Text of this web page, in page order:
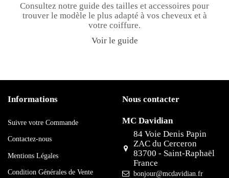
Consultez notre guide des tailles et accessoires pour
trouver le modèle le plus adapté à vos cheveux et à
votre coiffure.
Voir le guide
Informations
Suivre votre Commande
Contactez-nous
Mentions Légales
Condition Générales de Vente
Nous contacter
MC Davidian
84 Voie Denis Papin
ZAC du Cerceron
83700 - Saint-Raphaël
France
bonjour@mcdavidian.fr